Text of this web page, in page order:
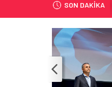
SON DAKİKA